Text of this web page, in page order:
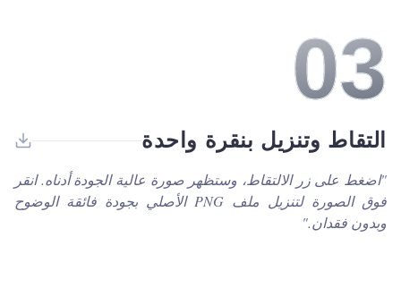
03
التقاط وتنزيل بنقرة واحدة
"اضغط على زر الالتقاط، وستظهر صورة عالية الجودة أدناه. انقر
فوق الصورة لتنزيل ملف PNG الأصلي بجودة فائقة الوضوح
وبدون فقدان."